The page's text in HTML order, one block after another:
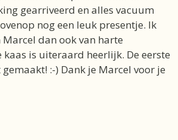
gearriveerd en alles vacuum
nog een leuk presentje. Ik
dan ook van harte
kaas is uiteraard heerlijk. De eerste
:-) Dank je Marcel voor je